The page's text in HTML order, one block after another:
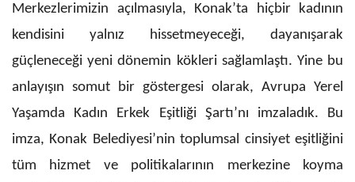
Merkezlerimizin açılmasıyla, Konak’ta hiçbir kadının
kendisini yalnız hissetmeyeceği, dayanışarak
güçleneceği yeni dönemin kökleri sağlamlaştı. Yine bu
anlayışın somut bir göstergesi olarak, Avrupa Yerel
Yaşamda Kadın Erkek Eşitliği Şartı’nı imzaladık. Bu
imza, Konak Belediyesi’nin toplumsal cinsiyet eşitliğini
tüm hizmet ve politikalarının merkezine koyma